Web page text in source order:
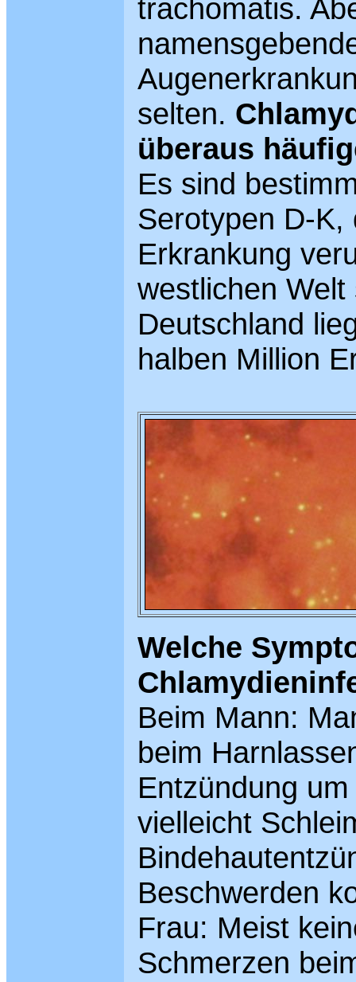
trachomatis.
selten.
überaus
Es sind
Serotypen D-K,
Erkrankung
westlichen
Deutschland
halben Million
Welche
Beim Mann:
beim
Entzündung
vielleicht
Beschwerden
Frau: Meist
Schmerzen